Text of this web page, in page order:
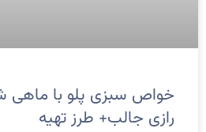
خواص سبزی پلو با ماهی
رازی جالب+ طرز تهیه